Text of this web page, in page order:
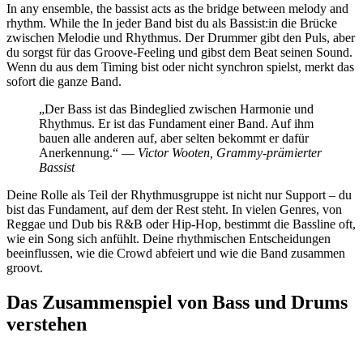
In any ensemble, the bassist acts as the bridge between melody and
rhythm. While the In jeder Band bist du als Bassist:in die Brücke
zwischen Melodie und Rhythmus. Der Drummer gibt den Puls, aber
du sorgst für das Groove-Feeling und gibst dem Beat seinen Sound.
Wenn du aus dem Timing bist oder nicht synchron spielst, merkt das
sofort die ganze Band.
„Der Bass ist das Bindeglied zwischen Harmonie und
Rhythmus. Er ist das Fundament einer Band. Auf ihm
bauen alle anderen auf, aber selten bekommt er dafür
Anerkennung.“ — Victor Wooten, Grammy-prämierter
Bassist
Deine Rolle als Teil der Rhythmusgruppe ist nicht nur Support – du
bist das Fundament, auf dem der Rest steht. In vielen Genres, von
Reggae und Dub bis R&B oder Hip-Hop, bestimmt die Bassline oft,
wie ein Song sich anfühlt. Deine rhythmischen Entscheidungen
beeinflussen, wie die Crowd abfeiert und wie die Band zusammen
groovt.
Das Zusammenspiel von Bass und Drums
verstehen